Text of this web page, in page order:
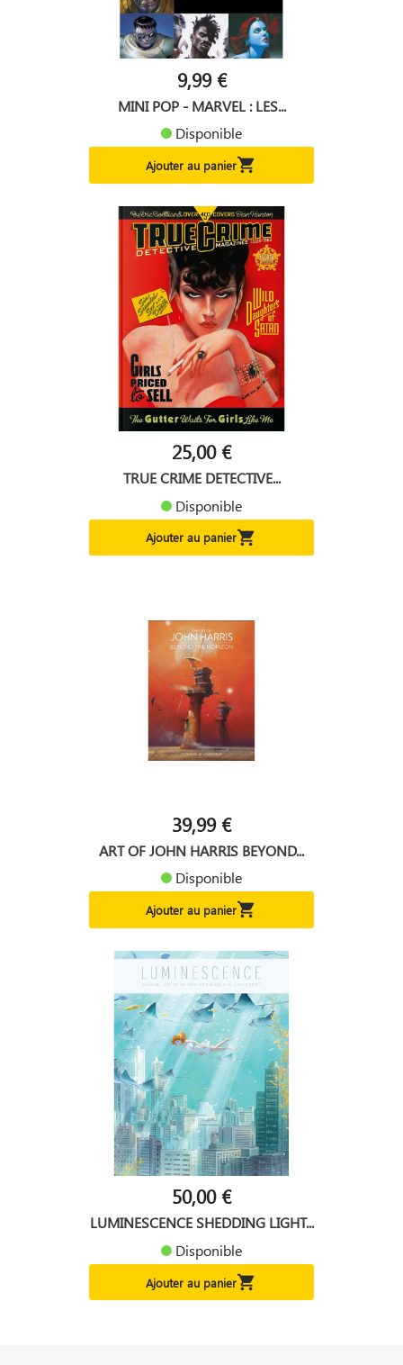
9,99 €
MINI POP - MARVEL : LES...
Disponible
Ajouter au panier
25,00 €
TRUE CRIME DETECTIVE...
Disponible
Ajouter au panier
39,99 €
ART OF JOHN HARRIS BEYOND...
Disponible
Ajouter au panier
50,00 €
LUMINESCENCE SHEDDING LIGHT...
Disponible
Ajouter au panier